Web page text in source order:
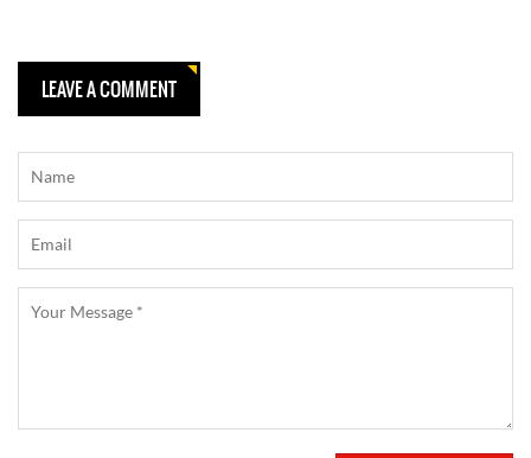
LEAVE A COMMENT